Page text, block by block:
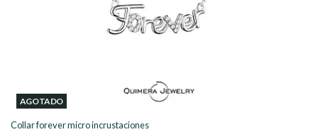
AGOTADO
Collar forever micro incrustaciones